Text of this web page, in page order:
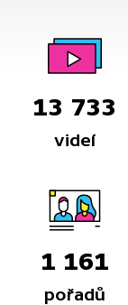
13 733
videí
1 161
pořadů